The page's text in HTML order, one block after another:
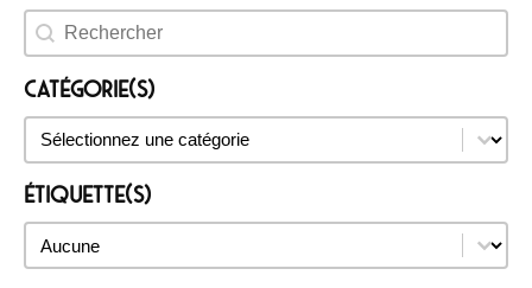
Rechercher un évènement
Catégorie(s)
Catégorie(s)
Catégorie(s)
Étiquette(s)
Étiquette(s)
Étiquette(s)